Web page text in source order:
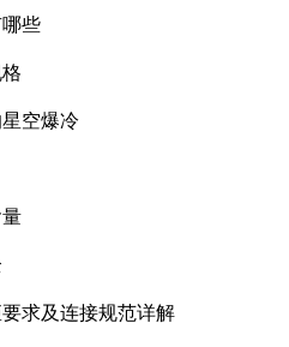
些
空爆冷
求及连接规范详解